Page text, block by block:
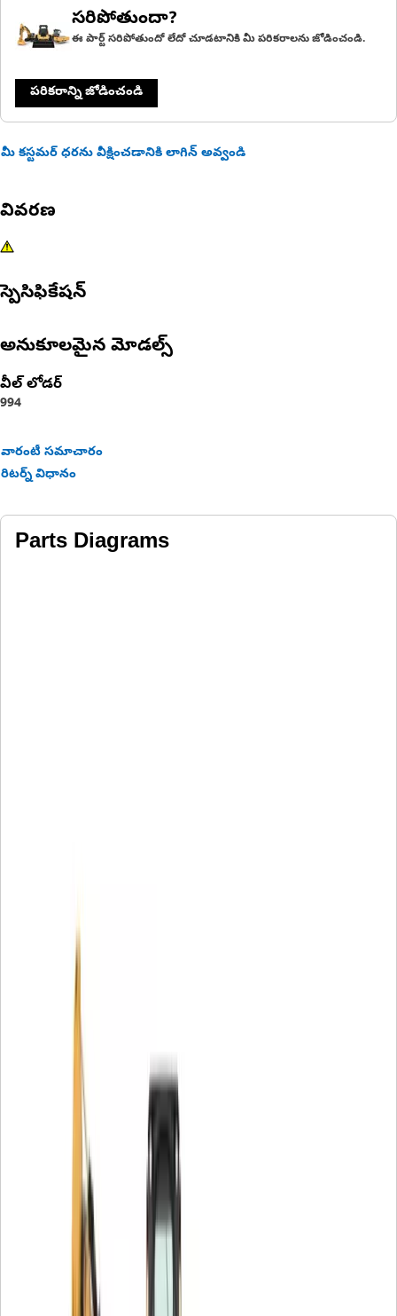
సరిపోతుందా?
ఈ పార్ట్ సరిపోతుందో లేదో చూడటానికి మీ పరికరాలను జోడించండి.
పరికరాన్ని జోడించండి
మీ కస్టమర్ ధరను వీక్షించడానికి లాగిన్ అవ్వండి
వివరణ
స్పెసిఫికేషన్
అనుకూలమైన మోడల్స్
వీల్ లోడర్
994
వారంటీ సమాచారం
రిటర్న్ విధానం
Parts Diagrams